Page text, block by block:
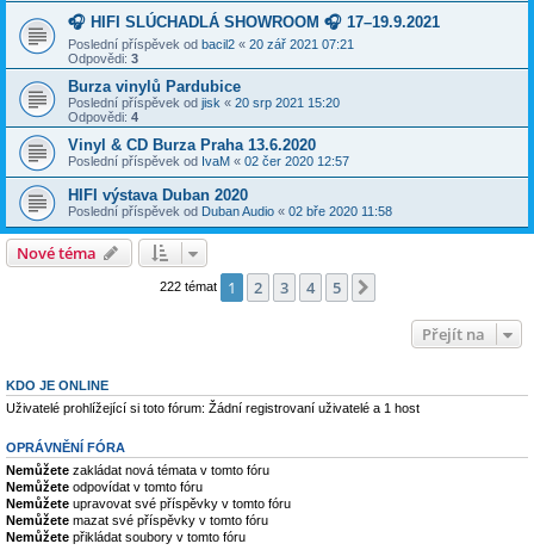
🎧 HIFI SLÚCHADLÁ SHOWROOM 🎧 17–19.9.2021
Poslední příspěvek od bacil2 « 20 zář 2021 07:21
Odpovědi: 3
Burza vinylů Pardubice
Poslední příspěvek od jisk « 20 srp 2021 15:20
Odpovědi: 4
Vinyl & CD Burza Praha 13.6.2020
Poslední příspěvek od IvaM « 02 čer 2020 12:57
HIFI výstava Duban 2020
Poslední příspěvek od Duban Audio « 02 bře 2020 11:58
Nové téma
222 témat 1 2 3 4 5
Přejít na
KDO JE ONLINE
Uživatelé prohlížející si toto fórum: Žádní registrovaní uživatelé a 1 host
OPRÁVNĚNÍ FÓRA
Nemůžete zakládat nová témata v tomto fóru
Nemůžete odpovídat v tomto fóru
Nemůžete upravovat své příspěvky v tomto fóru
Nemůžete mazat své příspěvky v tomto fóru
Nemůžete přikládat soubory v tomto fóru